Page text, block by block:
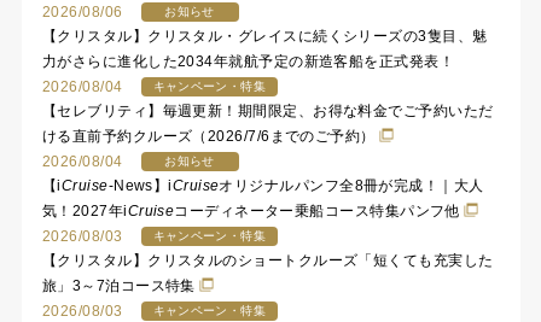
2026/08/06
お知らせ
【クリスタル】クリスタル・グレイスに続くシリーズの3隻目、魅
力がさらに進化した2034年就航予定の新造客船を正式発表！
2026/08/04
キャンペーン・特集
【セレブリティ】毎週更新！期間限定、お得な料金でご予約いただ
ける直前予約クルーズ（2026/7/6までのご予約）
2026/08/04
お知らせ
【iCruise-News】iCruiseオリジナルパンフ全8冊が完成！｜大人
気！2027年iCruiseコーディネーター乗船コース特集パンフ他
2026/08/03
キャンペーン・特集
【クリスタル】クリスタルのショートクルーズ「短くても充実した
旅」3～7泊コース特集
2026/08/03
キャンペーン・特集